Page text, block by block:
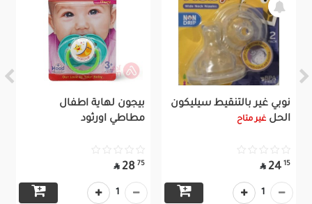
نوبي غير بالتنقيط سيليكون
الحل غير متاح
15
24

1
بيجون لهاية اطفال
مطاطي اورثود
75
28

1